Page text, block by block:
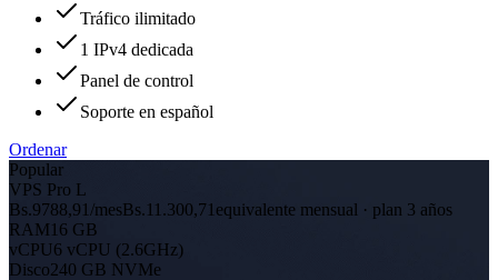
Tráfico ilimitado
1 IPv4 dedicada
Panel de control
Soporte en español
Ordenar
Popular
VPS Pro L
Bs.9788,91/mesBs.11.300,71 equivalente mensual · plan 3 años
RAM16 GB
vCPU6 vCPU (2.6GHz)
Disco240 GB NVMe